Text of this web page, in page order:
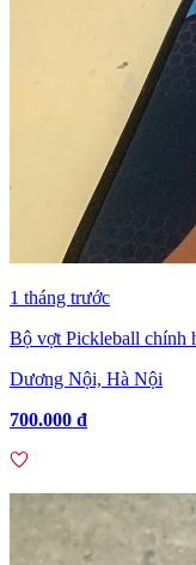
1 tháng trước
Bộ vợt Pickleball chính
Dương Nội, Hà Nội
700.000 đ